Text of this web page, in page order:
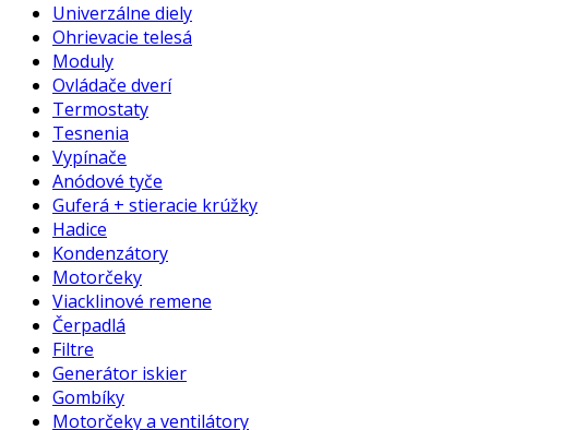
Univerzálne diely
Ohrievacie telesá
Moduly
Ovládače dverí
Termostaty
Tesnenia
Vypínače
Anódové tyče
Guferá + stieracie krúžky
Hadice
Kondenzátory
Motorčeky
Viacklinové remene
Čerpadlá
Filtre
Generátor iskier
Gombíky
Motorčeky a ventilátory